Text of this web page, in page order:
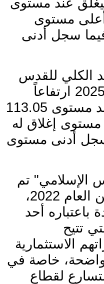
بنسبة 20%، ليغلق عند مستوى
أعلى مستوى
نقطة، فيما سجل أدنى
الكلي للقدس
الإسلامي خلال العام 2025 ارتفاعاً
بنسبة 25%، ليغلق عند مستوى 113.05
إغلاق له
سجل أدنى مستوى
الإسلامي" تم
إطلاقه في حزيران من العام 2022،
باعتباره أحد
تتيح
الاستثمارية
خاصة في
لقطاع